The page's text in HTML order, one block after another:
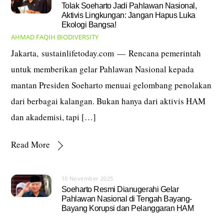
Tolak Soeharto Jadi Pahlawan Nasional,
Aktivis Lingkungan: Jangan Hapus Luka
Ekologi Bangsa!
AHMAD FAQIH BIODIVERSITY
Jakarta, sustainlifetoday.com — Rencana pemerintah
untuk memberikan gelar Pahlawan Nasional kepada
mantan Presiden Soeharto menuai gelombang penolakan
dari berbagai kalangan. Bukan hanya dari aktivis HAM
dan akademisi, tapi […]
Read More
10 November 2025
Soeharto Resmi Dianugerahi Gelar
Pahlawan Nasional di Tengah Bayang-
Bayang Korupsi dan Pelanggaran HAM